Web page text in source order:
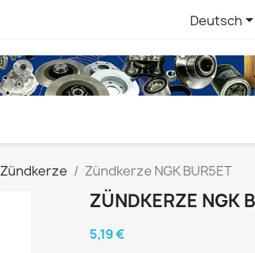
Deutsch
Zündkerze Zündkerze NGK BUR5ET
ZÜNDKERZE NGK
5,19 €